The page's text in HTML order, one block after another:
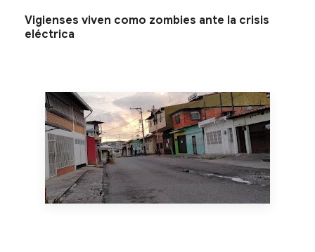
Vigienses viven como zombies ante la crisis
eléctrica